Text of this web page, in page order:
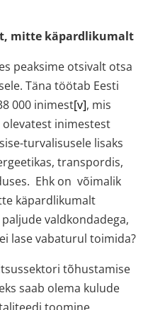
mitte käpardlikumalt
peaksime otsivalt otsa
Täna töötab Eesti
000 inimest[v], mis
inimestest
turvalisusele lisaks
transpordis,
Ehk on võimalik
käpardlikumalt
valdkondadega,
lase vabaturul toimida?
tõhustamise
saab olema kulude